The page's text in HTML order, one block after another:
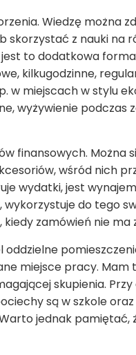
Wiedzę można
z nauki na
to dodatkowa
kilkugodzinne,
w miejscach w stylu
wyżywienie podczas
finansowych. Można
wśród nich
wydatki, jest
do tego
zamówień nie ma
miejsce pracy.
skupienia.
są w szkole
jednak pamiętać,